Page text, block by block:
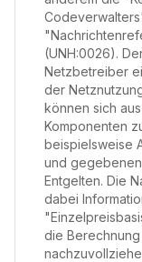
(UNH:0026).
Netzbetreiber
der
können sich
Komponenten
beispielsweise
und
Entgelten. Die
dabei
die